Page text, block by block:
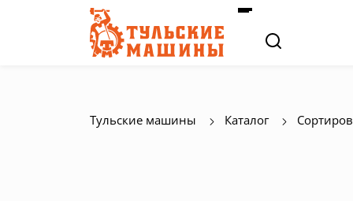
Тульские машины Каталог